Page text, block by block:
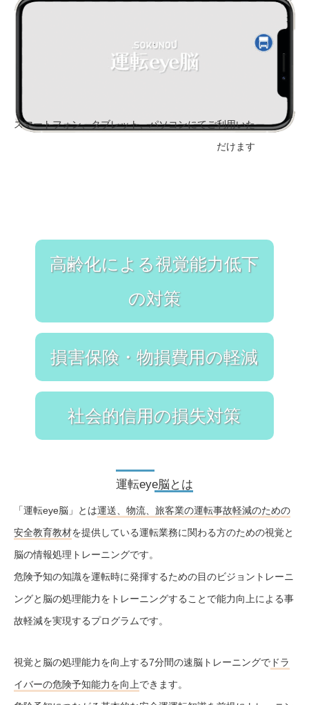
スマートフォン、タブレット、パソコンにてご利用いた
だけます
高齢化による視覚能力低下
の対策
損害保険・物損費用の軽減
社会的信用の損失対策
運転eye脳とは
「運転eye脳」とは運送、物流、旅客業の運転事故軽減のための
安全教育教材を提供している運転業務に関わる方のための視覚と
脳の情報処理トレーニングです。
危険予知の知識を運転時に発揮するための目のビジョントレーニ
ングと脳の処理能力をトレーニングすることで能力向上による事
故軽減を実現するプログラムです。
視覚と脳の処理能力を向上する7分間の速脳トレーニングで ドラ
イバーの危険予知能力を向上できます。